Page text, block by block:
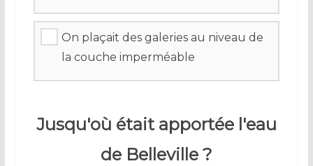
On plaçait des galeries au niveau de
la couche imperméable
Jusqu'où était apportée l'eau
de Belleville ?